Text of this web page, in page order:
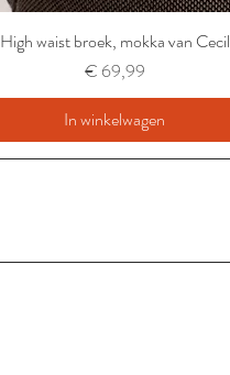
High waist broek, mokka van Cecil
Prijs
€ 69,99
In winkelwagen